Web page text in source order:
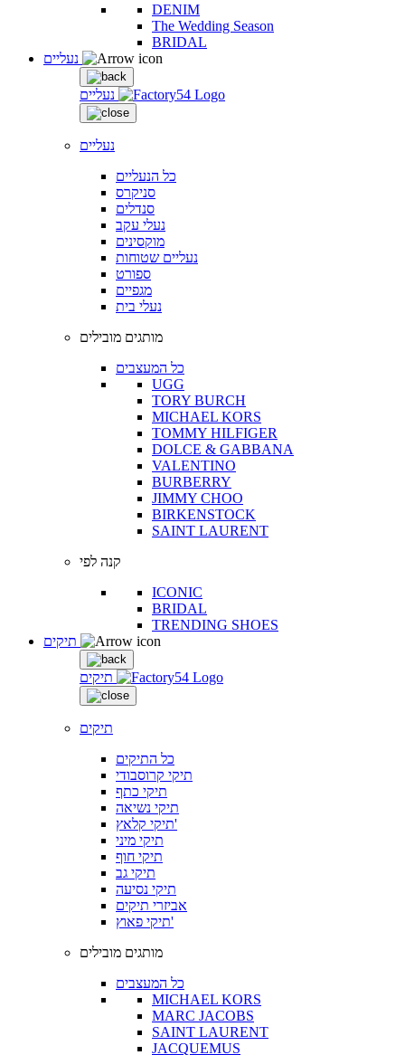
DENIM
The Wedding Season
BRIDAL
נעליים
נעליים
כל הנעליים
סניקרס
סנדלים
נעלי עקב
מוקסינים
נעליים שטוחות
ספורט
מגפיים
נעלי בית
מותגים מובילים
כל המעצבים
UGG
TORY BURCH
MICHAEL KORS
TOMMY HILFIGER
DOLCE & GABBANA
VALENTINO
BURBERRY
JIMMY CHOO
BIRKENSTOCK
SAINT LAURENT
קנה לפי
ICONIC
BRIDAL
TRENDING SHOES
תיקים
תיקים
כל התיקים
תיקי קרוסבודי
תיקי כתף
תיקי נשיאה
תיקי קלאץ'
תיקי מיני
תיקי חוף
תיקי גב
תיקי נסיעה
אביזרי תיקים
תיקי פאוץ'
מותגים מובילים
כל המעצבים
MICHAEL KORS
MARC JACOBS
SAINT LAURENT
JACQUEMUS